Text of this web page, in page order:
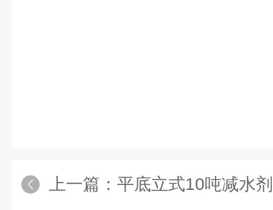
上一篇： 平底立式10吨减水